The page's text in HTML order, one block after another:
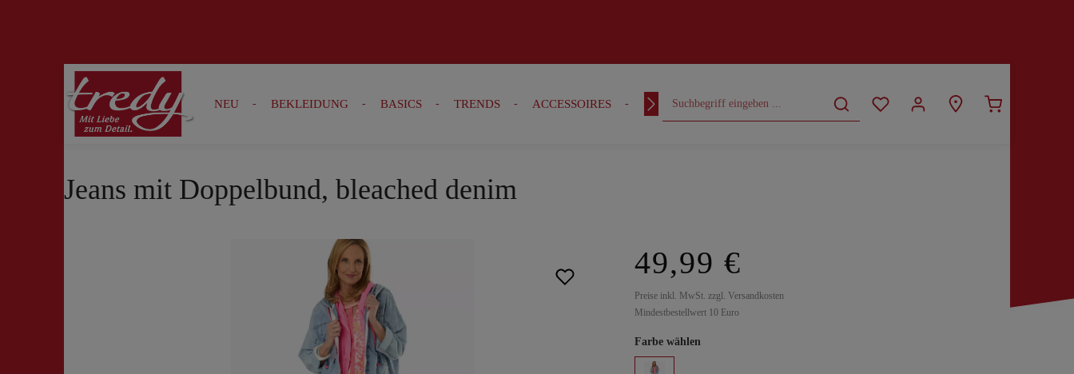
Zur Suche springen Zur Hauptnavigation springen
NEU BEKLEIDUNG BASICS TRENDS ACCESSOIRES OUTFITS CURVY
Jeans mit Doppelbund, bleached denim
49,99 €
Preise inkl. MwSt. zzgl. Versandkosten
Mindestbestellwert 10 Euro
Farbe wählen